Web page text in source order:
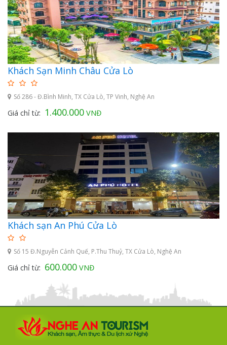
Khách Sạn Minh Châu Cửa Lò
Số 286 - Đ.Bình Minh, TX Cửa Lò, TP Vinh, Nghệ An
Giá chỉ từ: 1.400.000 VNĐ
Khách sạn An Phú Cửa Lò
Số 15 Đ.Nguyễn Cảnh Quế, P.Thu Thuỷ, TX Cửa Lò, Nghệ An
Giá chỉ từ: 600.000 VNĐ